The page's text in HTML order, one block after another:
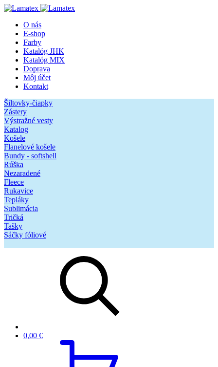
O nás
E-shop
Farby
Katalóg JHK
Katalóg MIX
Doprava
Môj účet
Kontakt
Šiltovky-čiapky
Zástery
Výstražné vesty
Katalog
Košele
Flanelové košele
Bundy - softshell
Rúška
Nezaradené
Fleece
Rukavice
Tepláky
Sublimácia
Tričká
Tašky
Sáčky fóliové
0,00 €